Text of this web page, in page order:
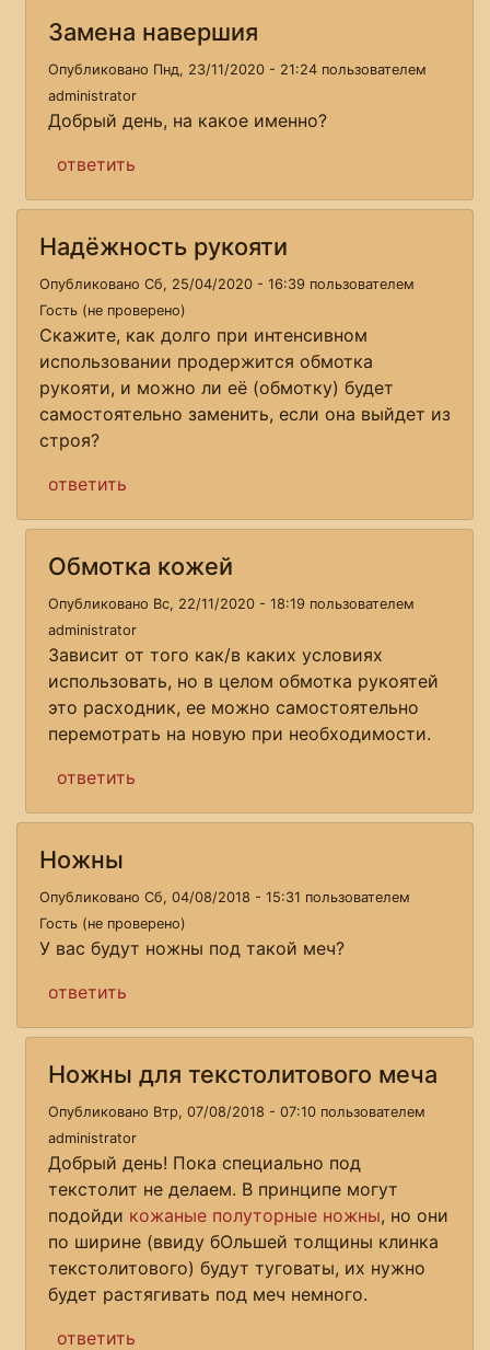
Замена навершия
Опубликовано Пнд, 23/11/2020 - 21:24 пользователем
administrator
Добрый день, на какое именно?
ответить
Надёжность рукояти
Опубликовано Сб, 25/04/2020 - 16:39 пользователем
Гость (не проверено)
Скажите, как долго при интенсивном
использовании продержится обмотка
рукояти, и можно ли её (обмотку) будет
самостоятельно заменить, если она выйдет из
строя?
ответить
Обмотка кожей
Опубликовано Вс, 22/11/2020 - 18:19 пользователем
administrator
Зависит от того как/в каких условиях
использовать, но в целом обмотка рукоятей
это расходник, ее можно самостоятельно
перемотрать на новую при необходимости.
ответить
Ножны
Опубликовано Сб, 04/08/2018 - 15:31 пользователем
Гость (не проверено)
У вас будут ножны под такой меч?
ответить
Ножны для текстолитового меча
Опубликовано Втр, 07/08/2018 - 07:10 пользователем
administrator
Добрый день! Пока специально под
текстолит не делаем. В принципе могут
подойди кожаные полуторные ножны, но они
по ширине (ввиду бОльшей толщины клинка
текстолитового) будут туговаты, их нужно
будет растягивать под меч немного.
ответить